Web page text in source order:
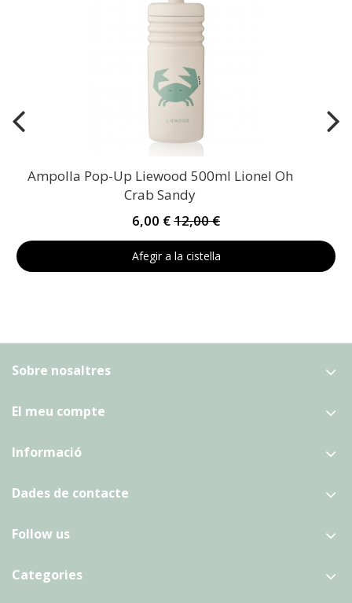
Ampolla Pop-Up Liewood 500ml Lionel Oh
Crab Sandy
6,00 €12,00 €
Afegir a la cistella
Sobre nosaltres
El meu compte
Informació
Dades de contacte
Follow us
Categories